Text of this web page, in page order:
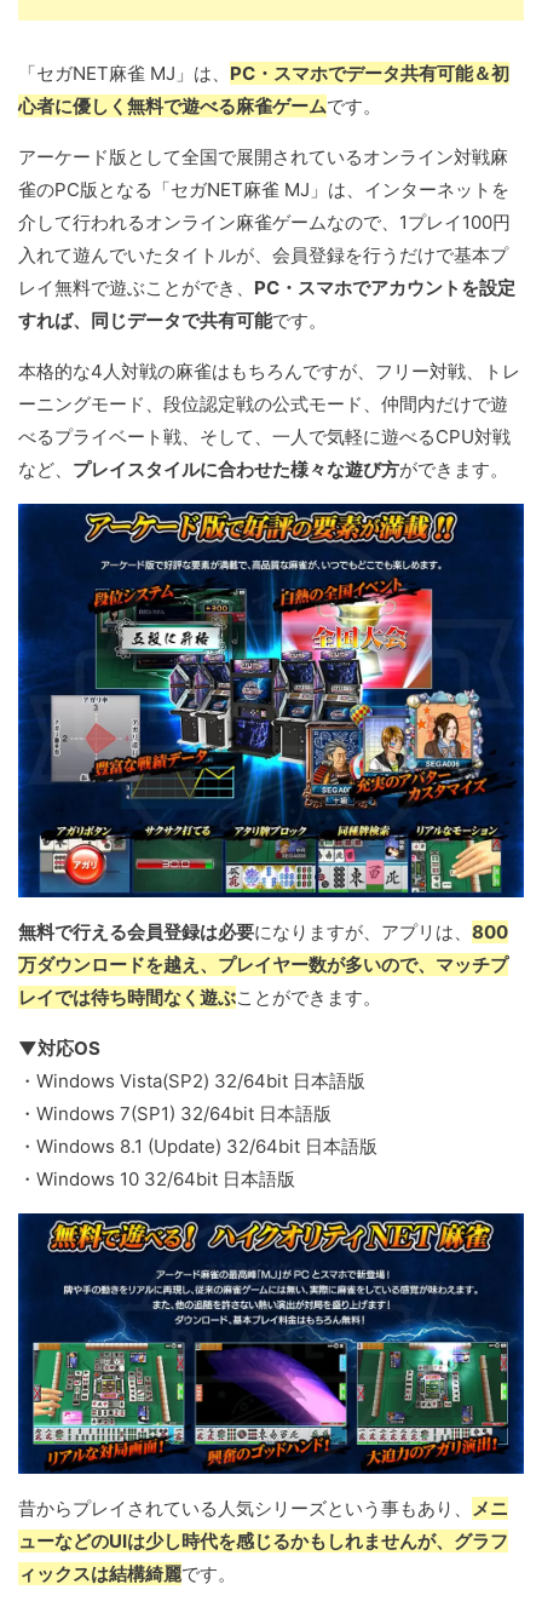
「セガNET麻雀 MJ」は、 PC・スマホでデータ共有可能＆初
心者に優しく無料で遊べる麻雀ゲームです。
アーケード版として全国で展開されているオンライン対戦麻
雀のPC版となる「セガNET麻雀 MJ」は、インターネットを
介して行われるオンライン麻雀ゲームなので、1プレイ100円
入れて遊んでいたタイトルが、会員登録を行うだけで基本プ
レイ無料で遊ぶことができ、 PC・スマホでアカウントを設定
すれば、同じデータで共有可能です。
本格的な4人対戦の麻雀はもちろんですが、フリー対戦、トレ
ーニングモード、段位認定戦の公式モード、仲間内だけで遊
べるプライベート戦、そして、一人で気軽に遊べるCPU対戦
など、 プレイスタイルに合わせた様々な遊び方ができます。
無料で行える会員登録は必要になりますが、アプリは、 800
万ダウンロードを越え、プレイヤー数が多いので、マッチプ
レイでは待ち時間なく遊ぶことができます。
▼対応OS
・Windows Vista(SP2) 32/64bit 日本語版
・Windows 7(SP1) 32/64bit 日本語版
・Windows 8.1 (Update) 32/64bit 日本語版
・Windows 10 32/64bit 日本語版
昔からプレイされている人気シリーズという事もあり、
メニ
ューなどのUIは少し時代を感じるかもしれませんが、グラフ
ィックスは結構綺麗です。